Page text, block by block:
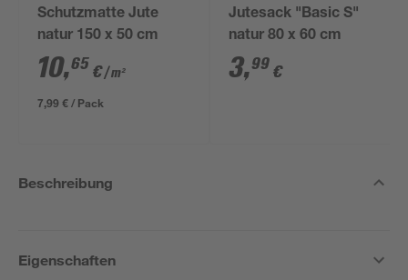
Schutzmatte Jute
natur 150 x 50 cm
10,65 €/ m²
7,99 € / Pack
Jutesack "Basic S"
natur 80 x 60 cm
3,99 €
Beschreibung
Eigenschaften